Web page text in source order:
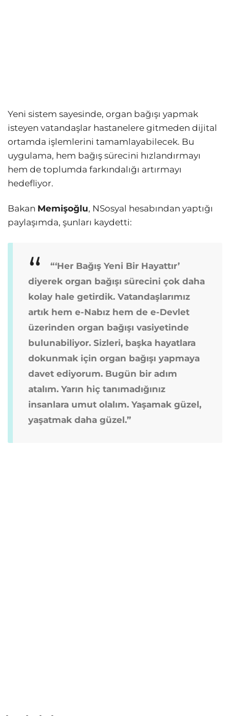
Yeni sistem sayesinde, organ bağışı yapmak
isteyen vatandaşlar hastanelere gitmeden dijital
ortamda işlemlerini tamamlayabilecek. Bu
uygulama, hem bağış sürecini hızlandırmayı
hem de toplumda farkındalığı artırmayı
hedefliyor.
Bakan Memişoğlu, NSosyal hesabından yaptığı
paylaşımda, şunları kaydetti:
“‘Her Bağış Yeni Bir Hayattır’
diyerek organ bağışı sürecini çok daha
kolay hale getirdik. Vatandaşlarımız
artık hem e-Nabız hem de e-Devlet
üzerinden organ bağışı vasiyetinde
bulunabiliyor. Sizleri, başka hayatlara
dokunmak için organ bağışı yapmaya
davet ediyorum. Bugün bir adım
atalım. Yarın hiç tanımadığınız
insanlara umut olalım. Yaşamak güzel,
yaşatmak daha güzel.”